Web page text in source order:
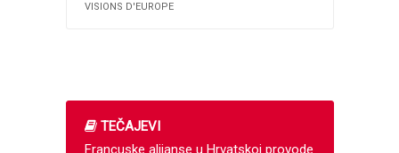
VISIONS D'EUROPE
TEČAJEVI
Francuske alijanse u Hrvatskoj provode